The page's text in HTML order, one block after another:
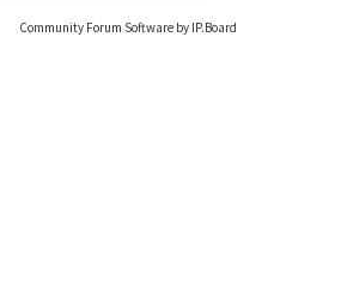
Community Forum Software by IP.Board